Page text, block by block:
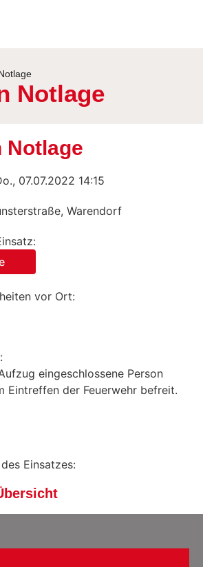
Notlage
Notlage
07.07.2022 14:15
Warendorf
vor Ort:
eingeschlossene Person
Eintreffen der Feuerwehr befreit.
Einsatzes: